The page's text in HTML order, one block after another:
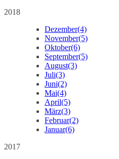
2018
Dezember(4)
November(5)
Oktober(6)
September(5)
August(3)
Juli(3)
Juni(2)
Mai(4)
April(5)
März(3)
Februar(2)
Januar(6)
2017